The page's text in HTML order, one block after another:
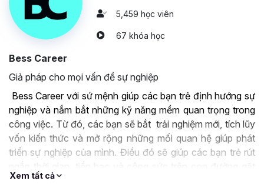
5,459 học viên
67 khóa học
Bess Career
Giả pháp cho mọi vấn đề sự nghiệp
Bess Career với sứ mệnh giúp các bạn trẻ định hướng sự
nghiệp và nắm bắt những kỹ năng mềm quan trọng trong
công việc. Từ đó, các bạn sẽ bắt trải nghiệm mới, tích lũy
vốn kiến thức và mở rộng những mối quan hệ giúp phát
triển sự nghiệp của mình. Điều đó sẽ giúp các bạn trẻ rút
ngắn thời gian, tiền bạc và công sức trên con đường gặt
hái thành công.
Xem tất cả